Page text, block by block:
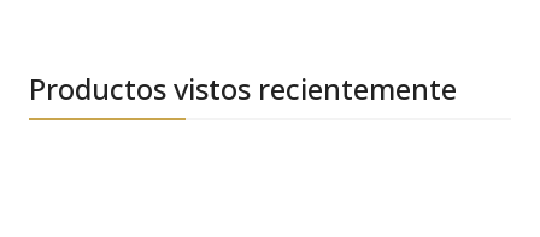
Productos vistos recientemente